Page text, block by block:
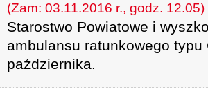
(Zam: 03.11.2016 r., godz. 12.05)
Starostwo Powiatowe i
ambulansu ratunkowego
października.